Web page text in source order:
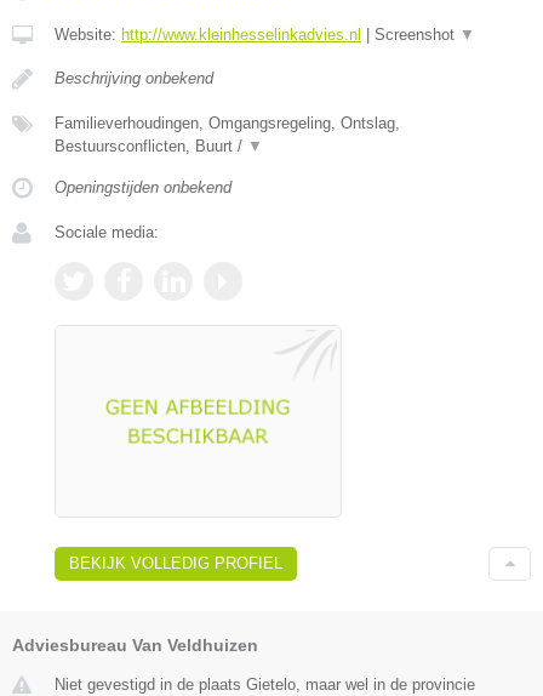
Website: http://www.kleinhesselinkadvies.nl Screenshot ▼
Beschrijving onbekend
Familieverhoudingen, Omgangsregeling, Ontslag,
Bestuursconflicten, Buurt / ▼
Openingstijden onbekend
Sociale media:
BEKIJK VOLLEDIG PROFIEL
Adviesbureau Van Veldhuizen
Niet gevestigd in de plaats Gietelo, maar wel in de provincie